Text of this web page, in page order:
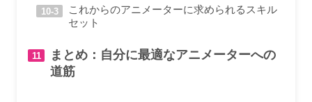
これからのアニメーターに求められるスキル
セット
まとめ：自分に最適なアニメーターへの
道筋